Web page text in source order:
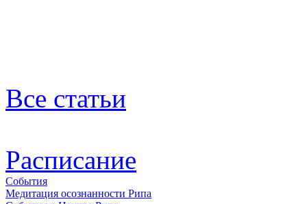
Все статьи
Расписание
События
Медитация осознанности Рипа